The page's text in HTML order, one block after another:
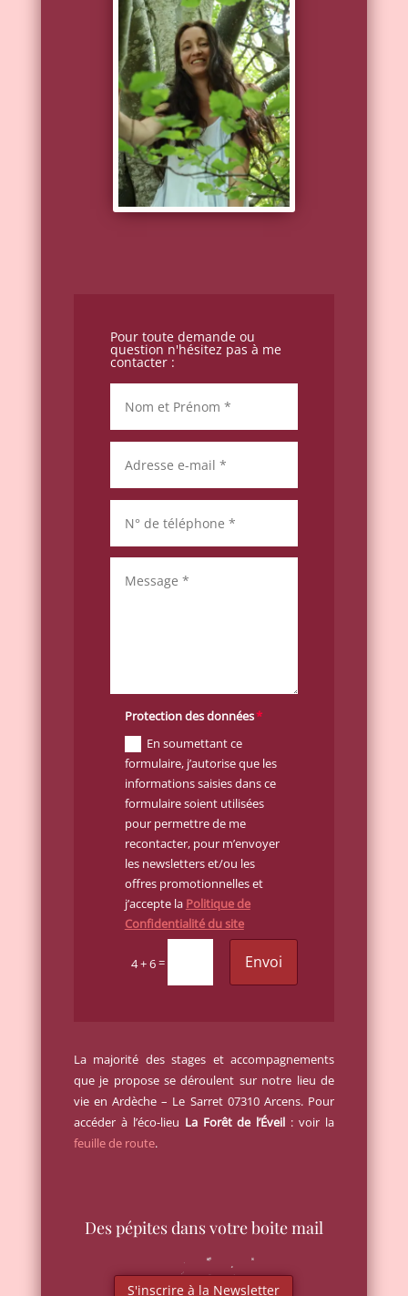
Pour toute demande ou
question n'hésitez pas à me
contacter :
Protection des données
En soumettant ce
formulaire, j’autorise que les
informations saisies dans ce
formulaire soient utilisées
pour permettre de me
recontacter, pour m’envoyer
les newsletters et/ou les
offres promotionnelles et
j’accepte la Politique de
Confidentialité du site
4 + 6= Envoi
La majorité des stages et accompagnements
que je propose se déroulent sur notre lieu de
vie en Ardèche – Le Sarret 07310 Arcens. Pour
accéder à l’éco-lieu La Forêt de l’Éveil : voir la
feuille de route.
Des pépites dans votre boite mail
S'inscrire à la Newsletter